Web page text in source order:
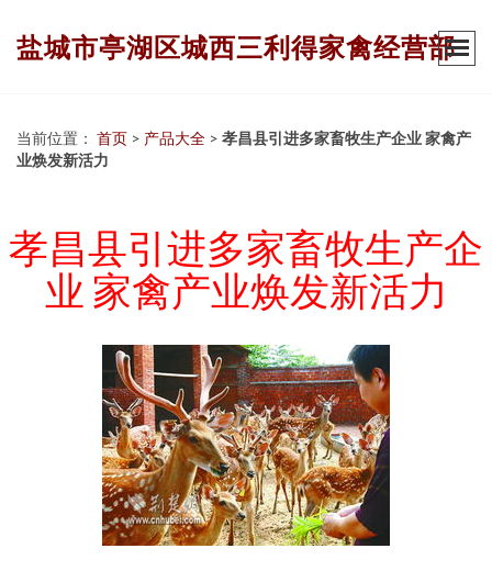
盐城市亭湖区城西三利得家禽经营部
当前位置： 首页 > 产品大全 > 孝昌县引进多家畜牧生产企业 家禽产
业焕发新活力
孝昌县引进多家畜牧生产企
业 家禽产业焕发新活力